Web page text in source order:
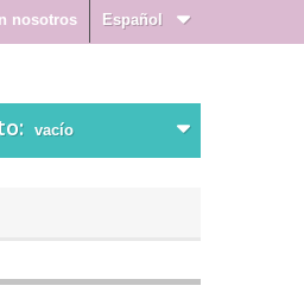
Español
nosotros
vacío